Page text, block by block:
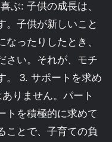
ぶ: 子供の成長は、
。子供が新しいこと
ったりしたとき、
さい。それが、モチ
。 3. サポートを求め
りません。パート
トを積極的に求めて
ことで、子育ての負